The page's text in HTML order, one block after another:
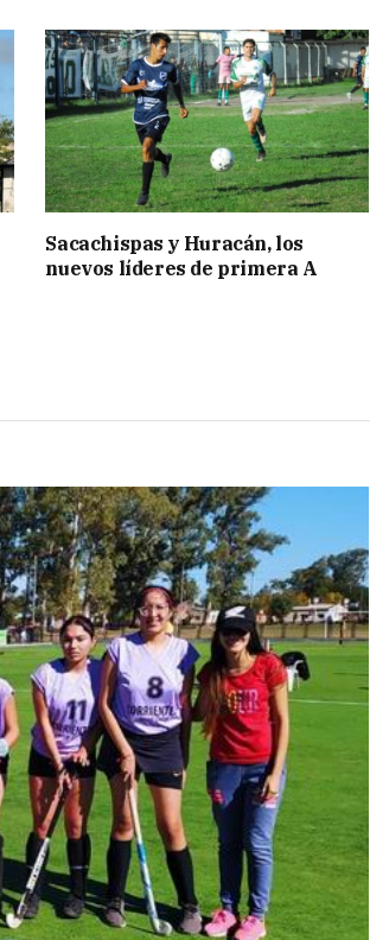
Sacachispas y Huracán, los
nuevos líderes de primera A